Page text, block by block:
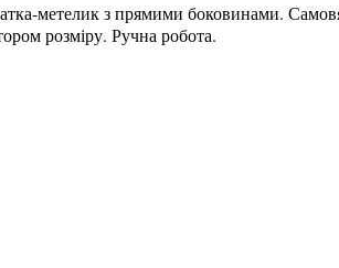
метелик з прямими боковинами.
розміру. Ручна робота.